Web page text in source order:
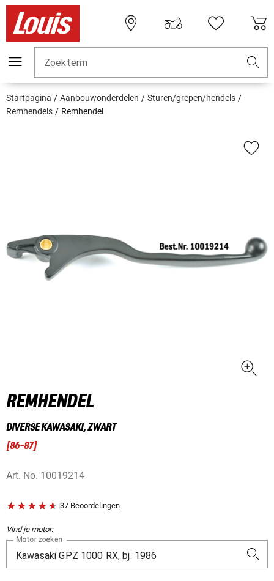
Zoekterm
Startpagina Aanbouwonderdelen
Sturen/grepen/hendels
Remhendels
Remhendel
REMHENDEL
DIVERSE KAWASAKI, ZWART
[86-87]
Art. No. 10019214
|37 Beoordelingen
Vind je motor:
Motor zoeken